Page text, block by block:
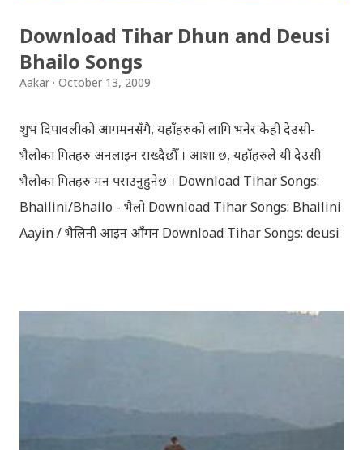
Download Tihar Dhun and Deusi
Bhailo Songs
Aakar October 13, 2009
शुभ दिपावलीको आगमनसँगै, यहाँहरुको लागि भनेर केही देउसी-
भैलोका गितहरु अनलाइन राख्दैछौँ । आशा छ, यहाँहरुले यी देउसी
भैलोका गितहरु मन पराउनुहुनेछ । Download Tihar Songs:
Bhailini/Bhailo - भैलो Download Tihar Songs: Bhailini
Aayin / भैलिनी आइन आँगन Download Tihar Songs: deusi
Songs: diyo baali sanjh ko / दियो बाली साँझ को
Download: Tihar Dhun (Deusi,Bhailo)/ तिहार धुन(देउसी
गितहरुलाई हामीले यहाँ एकै ठाउँमा सजिलोको लागि राखिदिएको मात्र
हौँ । तपाई यदि यी गित संगितको सर्जक हुनुहुन्छ र गित संगित यहाँबाट